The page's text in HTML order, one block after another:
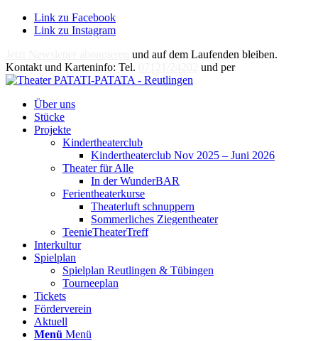
Link zu Facebook
Link zu Instagram
und auf dem Laufenden bleiben.
Kontakt und Karteninfo: Tel.
und per
Über uns
Stücke
Projekte
Kindertheaterclub
Kindertheaterclub Nov 2025 – Juni 2026
Theater für Alle
In der WunderBAR
Ferientheaterkurse
Theaterluft schnuppern
Sommerliches Ziegentheater
TeenieTheaterTreff
Interkultur
Spielplan
Spielplan Reutlingen & Tübingen
Tourneeplan
Tickets
Förderverein
Aktuell
Menü Menü